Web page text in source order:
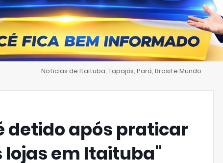
Noticias de Itaituba; Tapajós; Pará; Brasil e Mundo
detido após praticar
em Itaituba"